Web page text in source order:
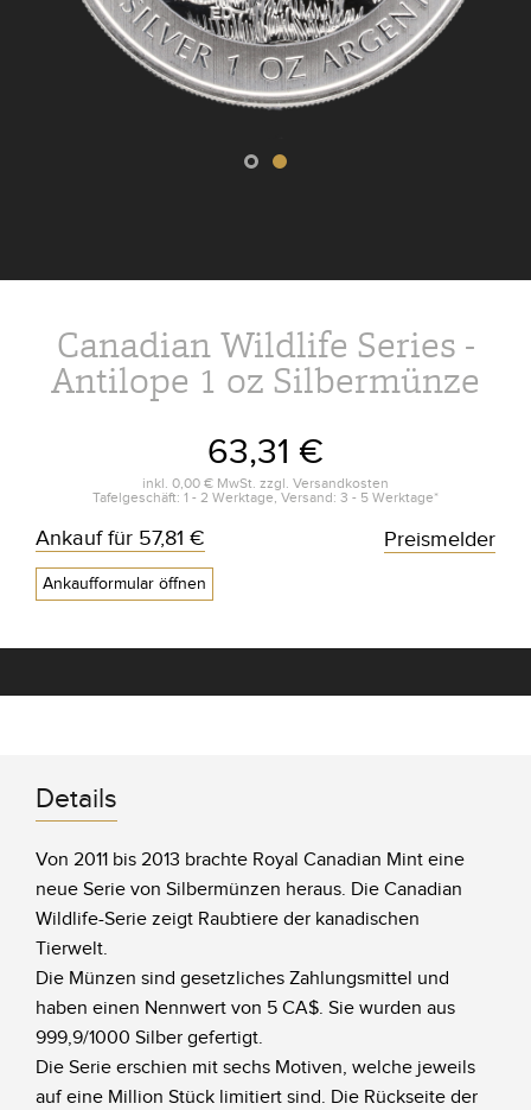
Canadian Wildlife Series -
Antilope 1 oz Silbermünze
63,31 €
inkl. 0,00 € MwSt. zzgl. Versandkosten
Tafelgeschäft: 1 - 2 Werktage, Versand: 3 - 5 Werktage*
Ankauf für 57,81 €
Ankaufformular öffnen
Preismelder
Details
Von 2011 bis 2013 brachte Royal Canadian Mint eine
neue Serie von Silbermünzen heraus. Die Canadian
Wildlife-Serie zeigt Raubtiere der kanadischen
Tierwelt.
Die Münzen sind gesetzliches Zahlungsmittel und
haben einen Nennwert von 5 CA$. Sie wurden aus
999,9/1000 Silber gefertigt.
Die Serie erschien mit sechs Motiven, welche jeweils
auf eine Million Stück limitiert sind. Die Rückseite der